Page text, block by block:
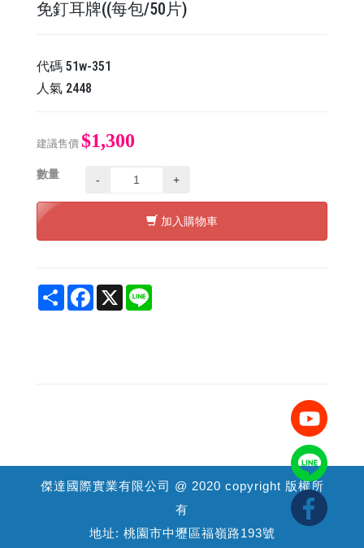
免釘耳牌((每包/50片)
代碼 51w-351
人氣 2448
建議售價 $1,300
數量 - +
加入購物車
Share Facebook
X
傑達國際實業有限公司 @ 2020 copyright 版權所
有
地址: 桃園市中壢區福嶺路193號